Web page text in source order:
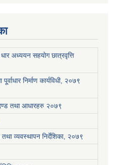
अध्ययन सहयोग छात्रवृत्ति
निर्माण कार्यविधी, २०७९
तथा आधारहरु २०७९
व्यवस्थापन निर्देशिका, २०७९